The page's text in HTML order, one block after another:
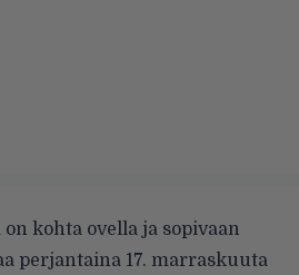
kohta ovella ja sopivaan
perjantaina 17. marraskuuta